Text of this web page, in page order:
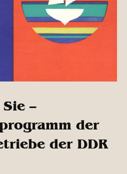
–
der
der DDR